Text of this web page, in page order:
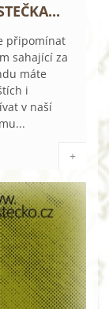
připomínat
sahající za
máte
i
v naší
+